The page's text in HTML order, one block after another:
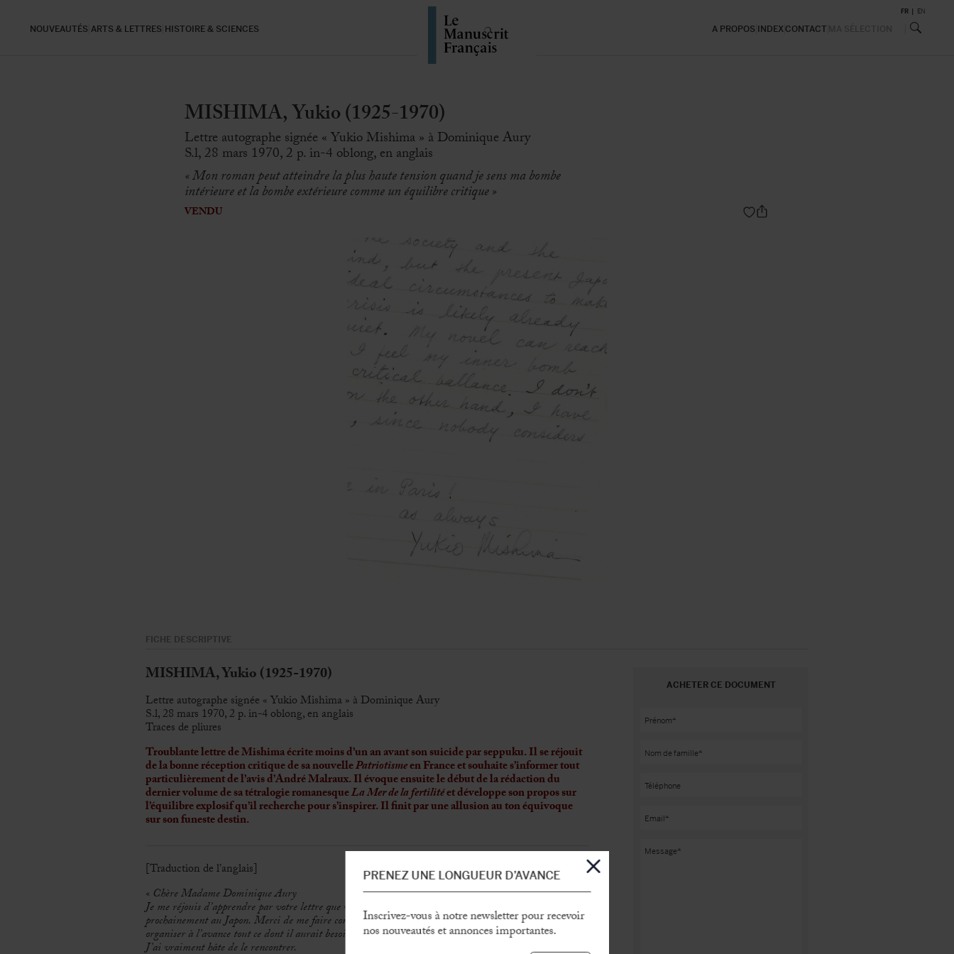
NOUVEAUTÉS ARTS & LETTRES HISTOIRE & SCIENCES A PROPOS INDEXCONTACT
FR EN
MISHIMA, Yukio (1925-1970)
Lettre autographe signée « Yukio Mishima » à Dominique Aury
S.l, 28 mars 1970, 2 p. in-4 oblong, en anglais
« Mon roman peut atteindre la plus haute tension quand je sens ma bombe
intérieure et la bombe extérieure comme un équilibre critique»
VENDU
FICHE DESCRIPTIVE
MISHIMA, Yukio (1925-1970)
Lettre autographe signée « Yukio Mishima » à Dominique Aury
S.l, 28 mars 1970, 2 p. in-4 oblong, en anglais
Traces de pliures
Troublante lettre de Mishima écrite moins d’un an avant son suicide par seppuku. Il se réjouit
de la bonne réception critique de sa nouvellePatriotismeen France et souhaite s’informer tout
particulièrement de l’avis d’André Malraux. Il évoque ensuite le début de la rédaction du
dernier volume de sa tétralogie romanesqueLa Mer de la fertilitéet développe son propos sur
l’équilibre explosif qu’il recherche pour s’inspirer. Il finit par une allusion au ton équivoque
sur son funeste destin.
[Traduction de l’anglais]
« Chère Madame Dominique Aury
Je me réjouis d’apprendre par votre lettre que votre fils M. Philippe d’Argila prévoit de se rendre
prochainement au Japon. Merci de me faire connaître son itinéraire dès que possible afin que je puisse
organiser à l’avance tout ce dont il aurait besoin.
J’ai vraiment hâte de le rencontrer.
ACHETER CE DOCUMENT
PRENEZ UNE LONGUEUR D’AVANCE
Inscrivez-vous à notre newsletter pour recevoir
nos nouveautés et annonces importantes.